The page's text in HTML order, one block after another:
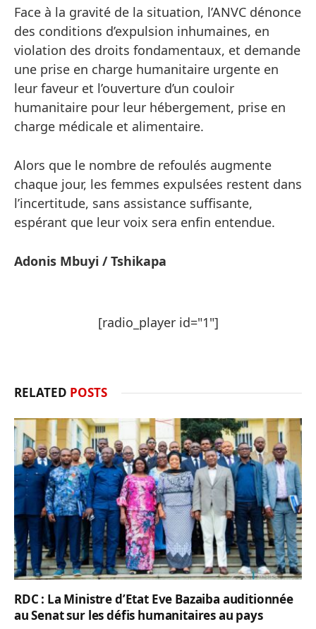
Face à la gravité de la situation, l’ANVC dénonce
des conditions d’expulsion inhumaines, en
violation des droits fondamentaux, et demande
une prise en charge humanitaire urgente en
leur faveur et l’ouverture d’un couloir
humanitaire pour leur hébergement, prise en
charge médicale et alimentaire.
Alors que le nombre de refoulés augmente
chaque jour, les femmes expulsées restent dans
l’incertitude, sans assistance suffisante,
espérant que leur voix sera enfin entendue.
Adonis Mbuyi / Tshikapa
[radio_player id="1"]
RELATED POSTS
RDC : La Ministre d’Etat Eve Bazaiba auditionnée
au Senat sur les défis humanitaires au pays